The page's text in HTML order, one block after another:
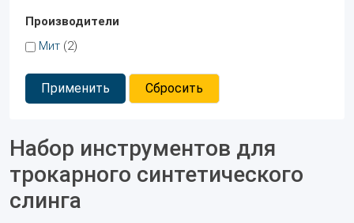
Производители
Мит (2)
Применить Сбросить
Набор инструментов для
трокарного синтетического
слинга